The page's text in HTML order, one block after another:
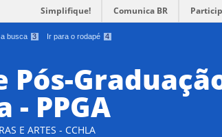
busca 3 Ir para o rodapé 4
Simplifique! Comunica BR
Pós-
PPGA
E ARTES - CCHLA